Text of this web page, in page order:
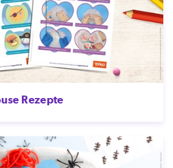
Rezepte